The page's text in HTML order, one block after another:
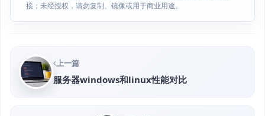
接；未经授权，请勿复制、镜像或用于商业用途。
上一篇
服务器windows和linux性能对比